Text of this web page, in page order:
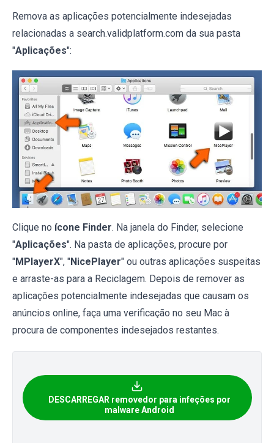
Remova as aplicações potencialmente indesejadas
relacionadas a search.validplatform.com da sua pasta
"Aplicações":
Clique no ícone Finder. Na janela do Finder, selecione
"Aplicações". Na pasta de aplicações, procure por
"MPlayerX", "NicePlayer" ou outras aplicações suspeitas
e arraste-as para a Reciclagem. Depois de remover as
aplicações potencialmente indesejadas que causam os
anúncios online, faça uma verificação no seu Mac à
procura de componentes indesejados restantes.
DESCARREGAR removedor para infeções por
malware Android